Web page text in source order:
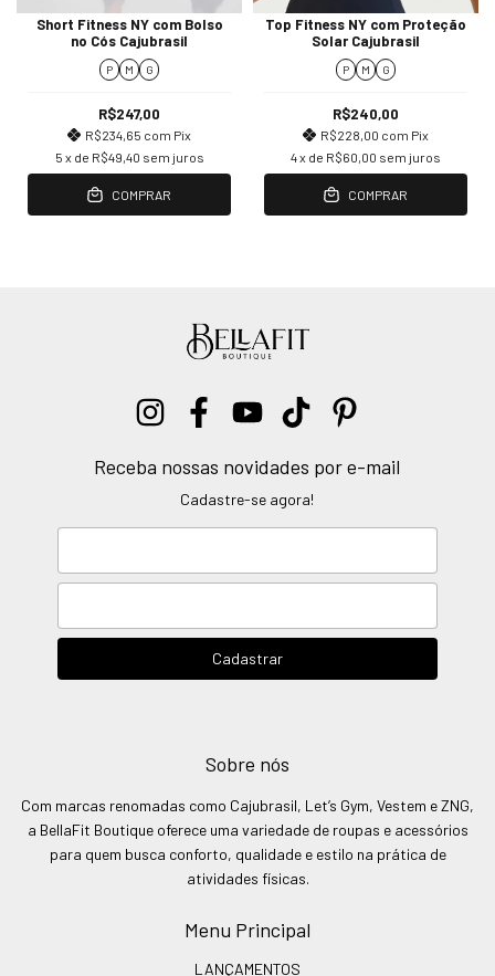
Short Fitness NY com Bolso
no Cós Cajubrasil
P M G
R$247,00
R$234,65 com Pix
5 x de R$49,40 sem juros
COMPRAR
Top Fitness NY com Proteção
Solar Cajubrasil
P M G
R$240,00
R$228,00 com Pix
4x de R$60,00 sem juros
COMPRAR
Receba nossas novidades por e-mail
Cadastre-se agora!
Sobre nós
Com marcas renomadas como Cajubrasil, Let’s Gym, Vestem e ZNG,
a BellaFit Boutique oferece uma variedade de roupas e acessórios
para quem busca conforto, qualidade e estilo na prática de
atividades físicas.
Menu Principal
LANÇAMENTOS